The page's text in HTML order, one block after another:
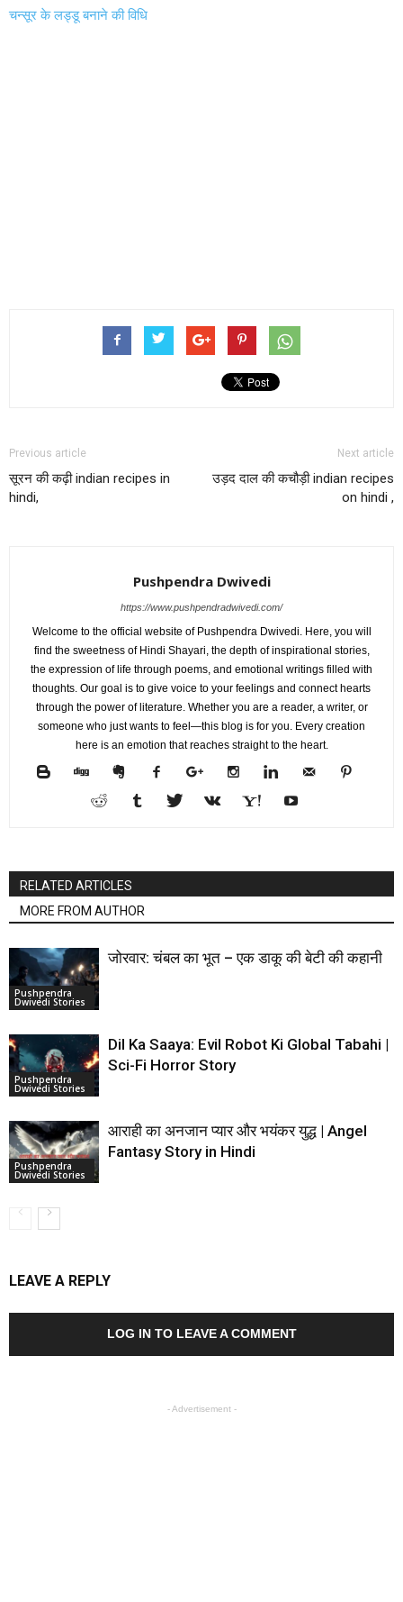
चन्सूर के लड्डू बनाने की विधि
Previous article
सूरन की कढ़ी indian recipes in
hindi,
Next article
उड़द दाल की कचौड़ी indian recipes
on hindi ,
Pushpendra Dwivedi
https://www.pushpendradwivedi.com/
Welcome to the official website of Pushpendra Dwivedi. Here, you will
find the sweetness of Hindi Shayari, the depth of inspirational stories,
the expression of life through poems, and emotional writings filled with
thoughts. Our goal is to give voice to your feelings and connect hearts
through the power of literature. Whether you are a reader, a writer, or
someone who just wants to feel—this blog is for you. Every creation
here is an emotion that reaches straight to the heart.
RELATED ARTICLES
MORE FROM AUTHOR
Pushpendra
Dwivedi Stories
जोरवार: चंबल का भूत – एक डाकू की बेटी की कहानी
Pushpendra
Dwivedi Stories
Dil Ka Saaya: Evil Robot Ki Global Tabahi |
Sci-Fi Horror Story
Pushpendra
Dwivedi Stories
आराही का अनजान प्यार और भयंकर युद्ध | Angel
Fantasy Story in Hindi
LEAVE A REPLY
LOG IN TO LEAVE A COMMENT
- Advertisement -